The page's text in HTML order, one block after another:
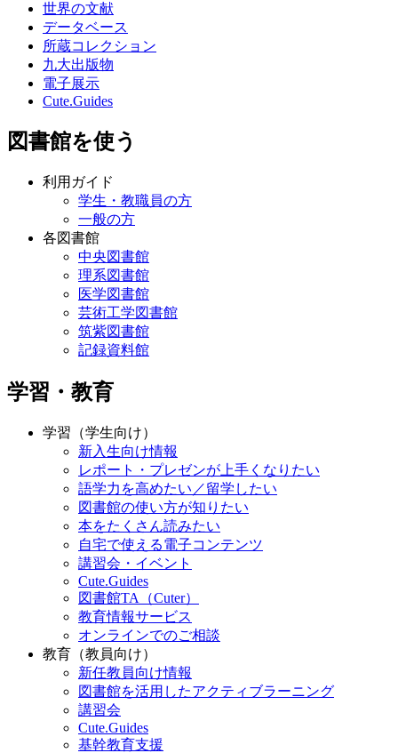
世界の文献
データベース
所蔵コレクション
九大出版物
電子展示
Cute.Guides
図書館を使う
利用ガイド
学生・教職員の方
一般の方
各図書館
中央図書館
理系図書館
医学図書館
芸術工学図書館
筑紫図書館
記録資料館
学習・教育
学習（学生向け）
新入生向け情報
レポート・プレゼンが上手くなりたい
語学力を高めたい／留学したい
図書館の使い方が知りたい
本をたくさん読みたい
自宅で使える電子コンテンツ
講習会・イベント
Cute.Guides
図書館TA（Cuter）
教育情報サービス
オンラインでのご相談
教育（教員向け）
新任教員向け情報
図書館を活用したアクティブラーニング
講習会
Cute.Guides
基幹教育支援